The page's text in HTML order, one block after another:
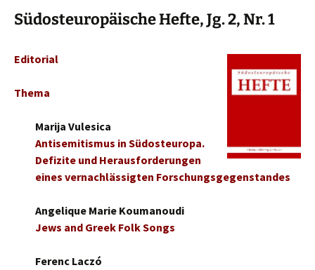
Südosteuropäische Hefte, Jg. 2, Nr. 1
Editorial
Thema
Marija Vulesica
Antisemitismus in Südosteuropa.
Defizite und Herausforderungen
eines vernachlässigten Forschungsgegenstandes
Angelique Marie Koumanoudi
Jews and Greek Folk Songs
Ferenc Laczó